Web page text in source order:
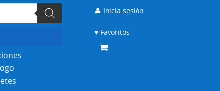
👤 Inicia sesión
♥ Favoritos